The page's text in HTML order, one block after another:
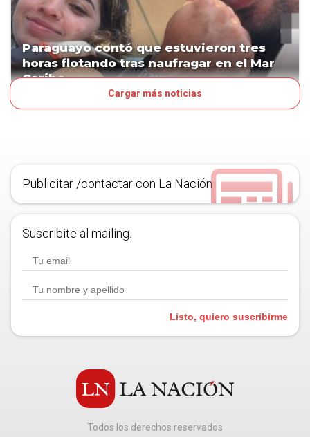
Paraguayo contó que estuvieron tres
horas flotando tras naufragar en el Mar
Caribe
Cargar más noticias
Publicitar /contactar con La Nación
Suscribite al mailing.
Listo, quiero suscribirme
Todos los derechos reservados